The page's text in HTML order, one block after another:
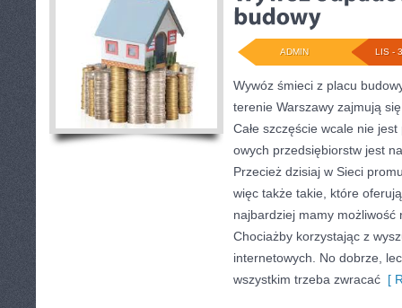
LIS -
ADMIN
Wywóz śmieci z placu
terenie Warszawy zajmują
Całe szczęście wcale nie
owych przedsiębiorstw jest
Przecież dzisiaj w Sieci
więc także takie, które
najbardziej mamy
Chociażby korzystając z
internetowych. No dobrze,
wszystkim trzeba zwracać [